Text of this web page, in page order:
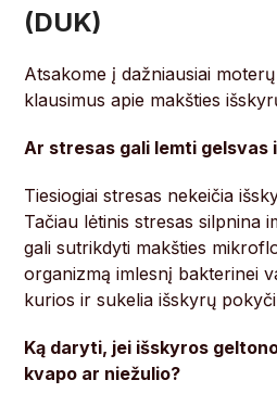
(DUK)
Atsakome į dažniausiai
klausimus apie makšties
Ar stresas gali lemti gelsvas
Tiesiogiai stresas nekeičia
Tačiau lėtinis stresas silpnina
gali sutrikdyti makšties
organizmą imlesnį bakterinei
kurios ir sukelia išskyrų
Ką daryti, jei išskyros
kvapo ar niežulio?